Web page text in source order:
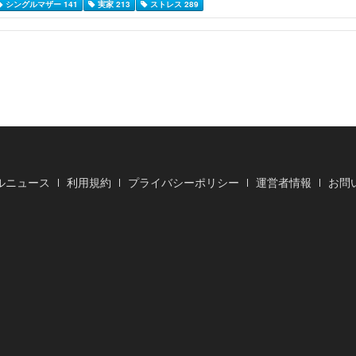
シングルマザー 141 実家 213 ストレス 289
ニュース 利用規約 プライバシーポリシー 運営者情報 お問